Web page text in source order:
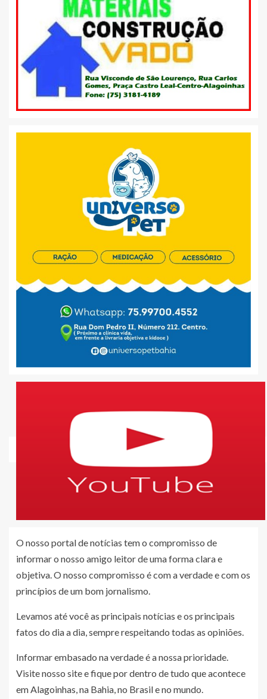
O nosso portal de notícias tem o compromisso de
informar o nosso amigo leitor de uma forma clara e
objetiva. O nosso compromisso é com a verdade e com os
princípios de um bom jornalismo.
Levamos até você as principais notícias e os principais
fatos do dia a dia, sempre respeitando todas as opiniões.
Informar embasado na verdade é a nossa prioridade.
Visite nosso site e fique por dentro de tudo que acontece
em Alagoinhas, na Bahia, no Brasil e no mundo.